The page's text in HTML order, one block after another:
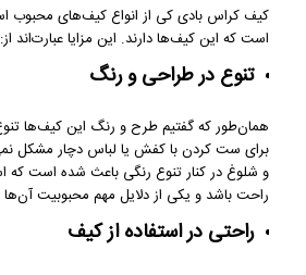
کیف کراس بادی کی از انواع کیف‌های محبوب
است که این کیف‌ها دارند. این مزایا عبارت‌اند از:
تنوع در طراحی و رنگ
همان‌طور که گفتیم طرح و رنگ این کیف‌ها تنوع
برای ست کردن با کفش یا لباس دچار مشکل
و شلوغ در کنار تنوع رنگی باعث شده است که
راحت باشد و یکی از دلایل مهم محبوبیت
راحتی در استفاده از کیف